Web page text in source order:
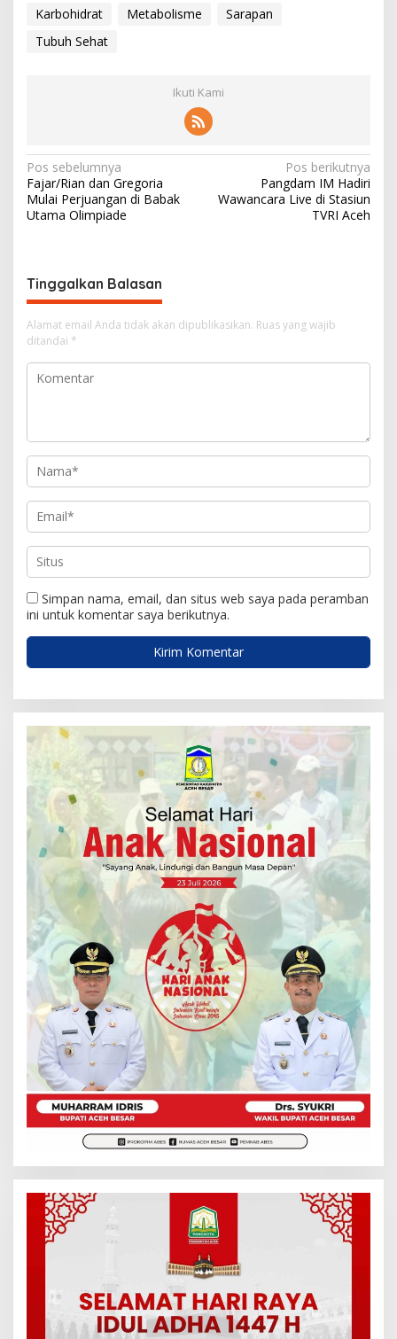
Karbohidrat Metabolisme
Sarapan
Tubuh Sehat
Ikuti Kami
N
a
v
g
a
s
i
p
Pos sebelumnya
Fajar/Rian dan Gregoria
Mulai Perjuangan di Babak
Utama Olimpiade
Pos berikutnya
Pangdam IM Hadiri
Wawancara Live di Stasiun
TVRI Aceh
Tinggalkan Balasan
Alamat email Anda tidak akan dipublikasikan. Ruas yang wajib
ditandai *
Simpan nama, email, dan situs web saya pada peramban
ini untuk komentar saya berikutnya.